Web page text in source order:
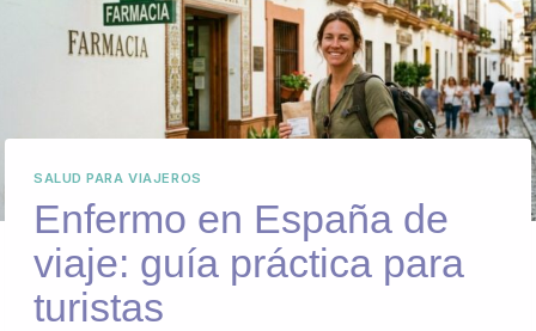
SALUD PARA VIAJEROS
Enfermo en España de
viaje: guía práctica para
turistas